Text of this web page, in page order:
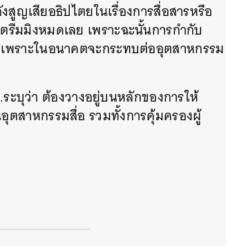
ญเสียอธิปไตยในเรื่องการสื่อสารหรือ
รีมมิงหมดเลย เพราะฉะนั้นการกำกับ
ราะในอนาคตจะกระทบต่ออุตสาหกรรม
ะบุว่า ต้องวางอยู่บนหลักของการให้
ตสาหกรรมสื่อ รวมทั้งการคุ้มครองผู้